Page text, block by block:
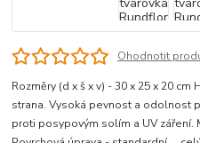
Ohodnotit
Rozměry (d x š x v) - 30 x 25 x 20
strana. Vysoká pevnost a odolnost
proti posypovým solím a UV záření.